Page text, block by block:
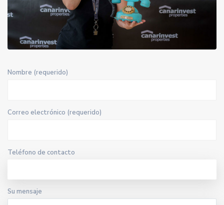
Nombre (requerido)
Correo electrónico (requerido)
Teléfono de contacto
Su mensaje